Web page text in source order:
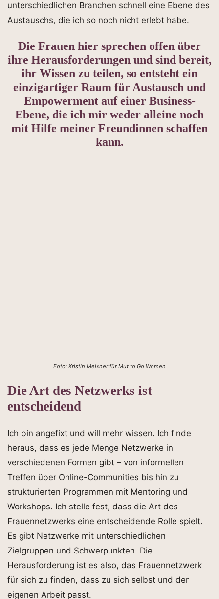
unterschiedlichen Branchen schnell eine Ebene des
Austauschs, die ich so noch nicht erlebt habe.
Die Frauen hier sprechen offen über
ihre Herausforderungen und sind bereit,
ihr Wissen zu teilen, so entsteht ein
einzigartiger Raum für Austausch und
Empowerment auf einer Business-
Ebene, die ich mir weder alleine noch
mit Hilfe meiner Freundinnen schaffen
kann.
Foto: Kristin Meixner für Mut to Go Women
Die Art des Netzwerks ist
entscheidend
Ich bin angefixt und will mehr wissen. Ich finde
heraus, dass es jede Menge Netzwerke in
verschiedenen Formen gibt – von informellen
Treffen über Online-Communities bis hin zu
strukturierten Programmen mit Mentoring und
Workshops. Ich stelle fest, dass die Art des
Frauennetzwerks eine entscheidende Rolle spielt.
Es gibt Netzwerke mit unterschiedlichen
Zielgruppen und Schwerpunkten. Die
Herausforderung ist es also, das Frauennetzwerk
für sich zu finden, dass zu sich selbst und der
eigenen Arbeit passt.